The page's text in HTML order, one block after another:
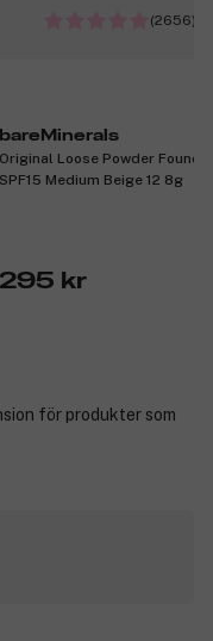
(2656)
bareMinerals
Original Loose Powder
SPF15 Medium Beige 12 8g
295 kr
för produkter som